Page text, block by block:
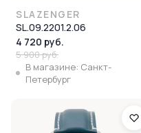
SLAZENGER
SL.09.2201.2.06
4 720 руб.
5 900 руб.
В магазине: Санкт-
Петербург